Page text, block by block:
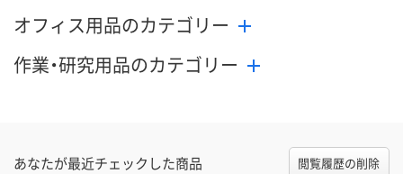
オフィス用品のカテゴリー
作業・研究用品のカテゴリー
あなたが最近チェックした商品 閲覧履歴の削除